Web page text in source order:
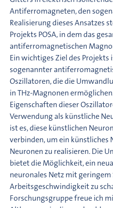
Antiferromagneten, den
Realisierung dieses Ansatzes
Projekts POSA, in dem das
antiferromagnetischen
Ein wichtiges Ziel des Projekts
sogenannter
Oszillatoren, die die
in THz-Magnonen
Eigenschaften dieser
Verwendung als künstliche
ist es, diese künstlichen
verbinden, um ein künstliches
Neuronen zu realisieren. Die
bietet die Möglichkeit, ein
neuronales Netz mit
Arbeitsgeschwindigkeit zu
Forschungsgruppe freue ich